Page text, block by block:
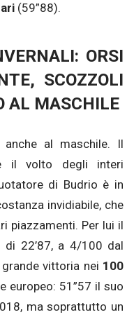
(59”88).
ORSI
SCOZZOLI
AL MASCHILE
anche al maschile. Il
il volto degli interi
di Budrio è in
invidiabile, che
piazzamenti. Per lui il
di 22’87, a 4/100 dal
vittoria nei 100
europeo: 51”57 il suo
ma soprattutto un